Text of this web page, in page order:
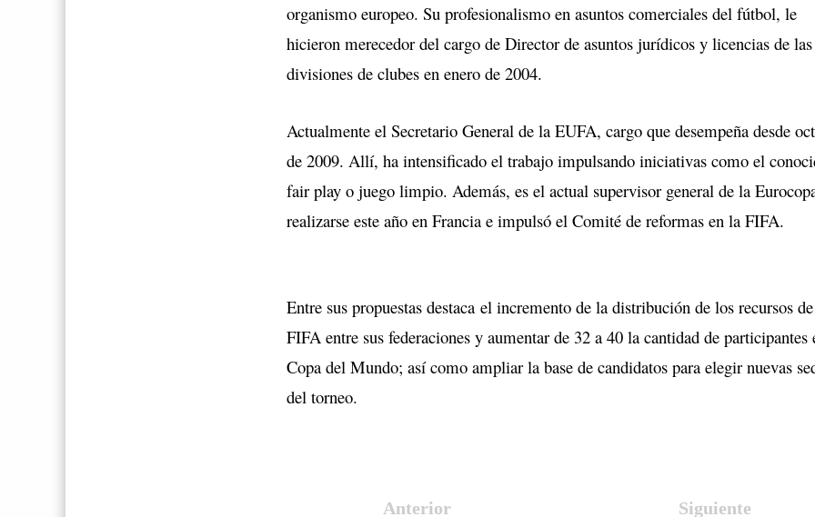
organismo europeo. Su profesionalismo en asuntos comerciales del fútbol, le
hicieron merecedor del cargo de Director de asuntos jurídicos y licencias de las
divisiones de clubes en enero de 2004.
Actualmente el Secretario General de la EUFA, cargo que desempeña desde
de 2009. Allí, ha intensificado el trabajo impulsando iniciativas como el
fair play o juego limpio. Además, es el actual supervisor general de la
realizarse este año en Francia e impulsó el Comité de reformas en la FIFA.
Entre sus propuestas destaca el incremento de la distribución de los recursos
FIFA entre sus federaciones y aumentar de 32 a 40 la cantidad de participantes
Copa del Mundo; así como ampliar la base de candidatos para elegir nuevas
del torneo.
Siguiente
Anterior